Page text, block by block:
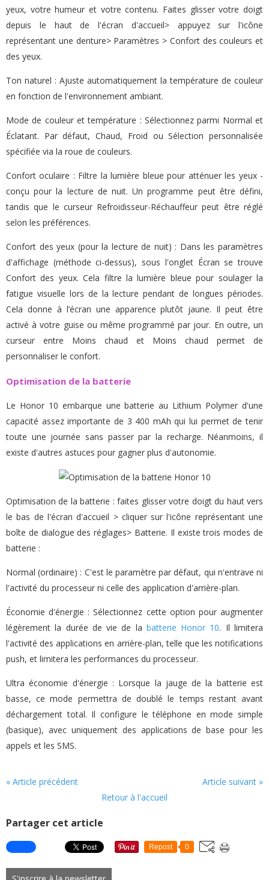
yeux, votre humeur et votre contenu. Faites glisser votre doigt
depuis le haut de l'écran d'accueil> appuyez sur l'icône
représentant une denture> Paramètres > Confort des couleurs et
des yeux.
Ton naturel : Ajuste automatiquement la température de couleur
en fonction de l'environnement ambiant.
Mode de couleur et température : Sélectionnez parmi Normal et
Éclatant. Par défaut, Chaud, Froid ou Sélection personnalisée
spécifiée via la roue de couleurs.
Confort oculaire : Filtre la lumière bleue pour atténuer les yeux -
conçu pour la lecture de nuit. Un programme peut être défini,
tandis que le curseur Refroidisseur-Réchauffeur peut être réglé
selon les préférences.
Confort des yeux (pour la lecture de nuit) : Dans les paramètres
d'affichage (méthode ci-dessus), sous l'onglet Écran se trouve
Confort des yeux. Cela filtre la lumière bleue pour soulager la
fatigue visuelle lors de la lecture pendant de longues périodes.
Cela donne à l’écran une apparence plutôt jaune. Il peut être
activé à votre guise ou même programmé par jour. En outre, un
curseur entre Moins chaud et Moins chaud permet de
personnaliser le confort.
Optimisation de la batterie
Le Honor 10 embarque une batterie au Lithium Polymer d'une
capacité assez importante de 3 400 mAh qui lui permet de tenir
toute une journée sans passer par la recharge. Néanmoins, il
existe d'autres astuces pour gagner plus d'autonomie.
Optimisation de la batterie : faites glisser votre doigt du haut vers
le bas de l'écran d'accueil > cliquer sur l'icône représentant une
boîte de dialogue des réglages> Batterie. Il existe trois modes de
batterie :
Normal (ordinaire) : C'est le paramètre par défaut, qui n'entrave ni
l'activité du processeur ni celle des application d'arrière-plan.
Économie d'énergie : Sélectionnez cette option pour augmenter
légèrement la durée de vie de la batterie Honor 10. Il limitera
l'activité des applications en arrière-plan, telle que les notifications
push, et limitera les performances du processeur.
Ultra économie d'énergie : Lorsque la jauge de la batterie est
basse, ce mode permettra de doublé le temps restant avant
déchargement total. Il configure le téléphone en mode simple
(basique), avec uniquement des applications de base pour les
appels et les SMS.
« Article précédent
Article suivant »
Retour à l'accueil
Partager cet article
Repost 0